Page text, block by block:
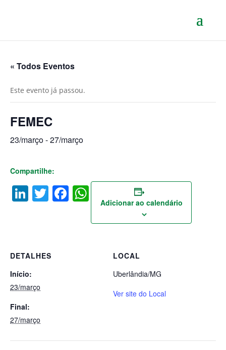
« Todos Eventos
Este evento já passou.
FEMEC
23/março-27/março
Compartilhe:
LinkedIn
TwitterFacebook
WhatsApp
Adicionar ao calendário
DETALHES
Início:
23/março
Final:
27/março
LOCAL
Uberlândia/MG
Ver site do Local